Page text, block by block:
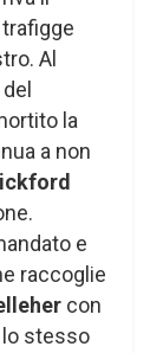
Al
la
a non
e
raccoglie
con
lo stesso